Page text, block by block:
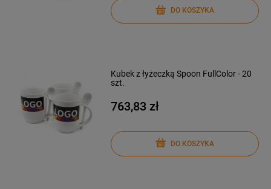
DO KOSZYKA
Kubek z łyżeczką Spoon FullColor - 20
szt.
763,83 zł
DO KOSZYKA